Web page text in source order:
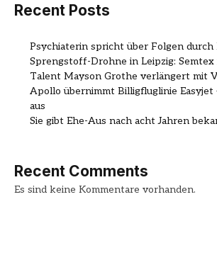
Recent Posts
Psychiaterin spricht über Folgen
Sprengstoff-Drohne in Leipzig: Semtex
Talent Mayson Grothe verlängert mit
Apollo übernimmt Billigfluglinie Easyjet
aus
Sie gibt Ehe-Aus nach acht Jahren
Recent Comments
Es sind keine Kommentare vorhanden.